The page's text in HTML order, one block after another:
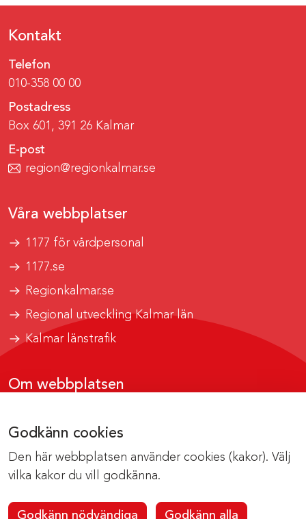
Godkänn cookies
Den här webbplatsen använder cookies (kakor). Välj
vilka kakor du vill godkänna.
Godkänn nödvändiga Godkänn alla
Kontakt
Telefon
010-358 00 00
Postadress
Box 601, 391 26 Kalmar
E-post
region@regionkalmar.se
Våra webbplatser
1177 för vårdpersonal
1177.se
Regionkalmar.se
Regional utveckling Kalmar län
Kalmar länstrafik
Om webbplatsen
Om cookies
Kontakta webbredaktionen